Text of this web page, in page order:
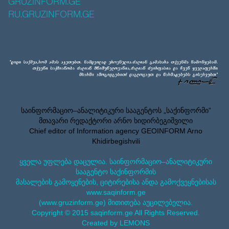
GRUZINFORM.GE
RU.GRUZINFORM.GE
საინფორმაციო–ანალიტიკური სააგენტოს „საქინფორმი”
მთავარი რედაქტორი არნო ხიდირბეგიშვილი
Chief editor of Information agency GEOINFORM Arno
Khidirbegishvili
ყველა უფლება დაცულია. საინფორმაციო–ანალიტიკური
სააგენტო საქინფორმის
მასალების გამოყენების, ციტირებისა ანდა გამოქვეყნებისას
www.saqinform.ge
(www.gruzinform.ge) მითითება აუცილებელია.
Copyright © 2015 saqinform.ge All Rights Reserved.
Created by LEMONS